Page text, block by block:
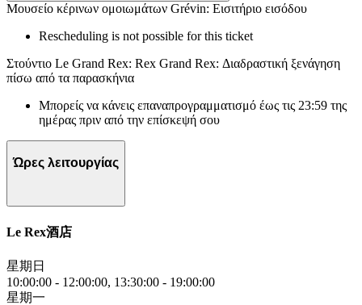
Μουσείο κέρινων ομοιωμάτων Grévin: Εισιτήριο εισόδου
Rescheduling is not possible for this ticket
Στούντιο Le Grand Rex: Rex Grand Rex: Διαδραστική ξενάγηση
πίσω από τα παρασκήνια
Μπορείς να κάνεις επαναπρογραμματισμό έως τις 23:59 της
ημέρας πριν από την επίσκεψή σου
Ώρες λειτουργίας
Le Rex酒店
星期日
10:00:00 - 12:00:00, 13:30:00 - 19:00:00
星期一